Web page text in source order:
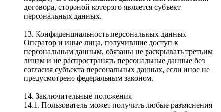
договора, стороной которого является субъект
персональных данных.
13. Конфиденциальность персональных данных
Оператор и иные лица, получившие доступ к
персональным данным, обязаны не раскрывать третьим
лицам и не распространять персональные данные без
согласия субъекта персональных данных, если иное не
предусмотрено федеральным законом.
14. Заключительные положения
14.1. Пользователь может получить любые разъяснения